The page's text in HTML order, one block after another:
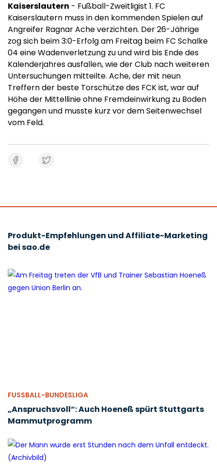
Kaiserslautern - Fußball-Zweitligist 1. FC
Kaiserslautern muss in den kommenden Spielen auf
Angreifer Ragnar Ache verzichten. Der 26-Jährige
zog sich beim 3:0-Erfolg am Freitag beim FC Schalke
04 eine Wadenverletzung zu und wird bis Ende des
Kalenderjahres ausfallen, wie der Club nach weiteren
Untersuchungen mitteilte. Ache, der mit neun
Treffern der beste Torschütze des FCK ist, war auf
Höhe der Mittellinie ohne Fremdeinwirkung zu Boden
gegangen und musste kurz vor dem Seitenwechsel
vom Feld.
Produkt-Empfehlungen und Affiliate-Marketing
bei sao.de
FUSSBALL-BUNDESLIGA
„Anspruchsvoll“: Auch Hoeneß spürt Stuttgarts
Mammutprogramm